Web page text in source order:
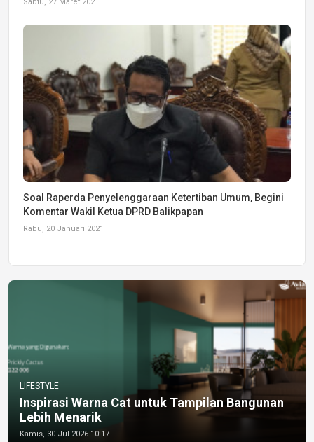
Sabtu, 27 Maret 2021
Soal Raperda Penyelenggaraan Ketertiban Umum, Begini
Komentar Wakil Ketua DPRD Balikpapan
Rabu, 20 Januari 2021
LIFESTYLE
Inspirasi Warna Cat untuk Tampilan Bangunan
Lebih Menarik
Kamis, 30 Jul 2026 10:17